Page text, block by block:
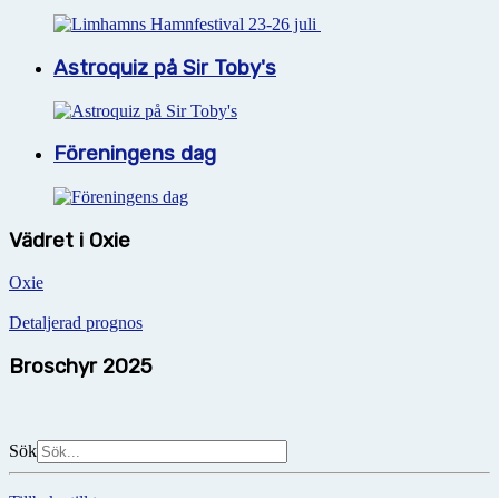
Astroquiz på Sir Toby's
Föreningens dag
Vädret i Oxie
Oxie
Detaljerad prognos
Broschyr 2025
Sök